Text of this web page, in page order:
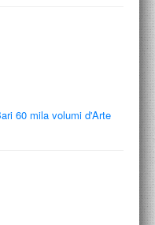
60 mila volumi d'Arte